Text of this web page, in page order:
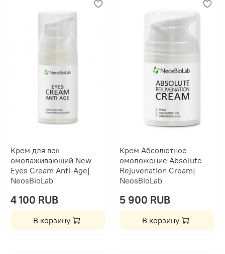
Крем для век
омолаживающий New
Eyes Cream Anti-Age|
NeosBioLab
4 100 RUB
В корзину
Крем Абсолютное
омоложение Absolute
Rejuvenation Cream|
NeosBioLab
5 900 RUB
В корзину